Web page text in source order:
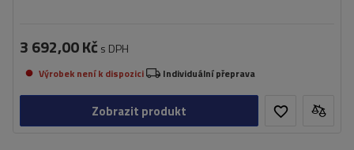
3 692,00 Kč s DPH
Výrobek není k dispozici Individuální přeprava
Zobrazit produkt